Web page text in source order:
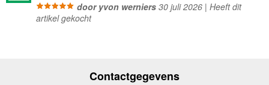
door yvon werniers30 juli 2026 | Heeft dit
artikel gekocht
Contactgegevens